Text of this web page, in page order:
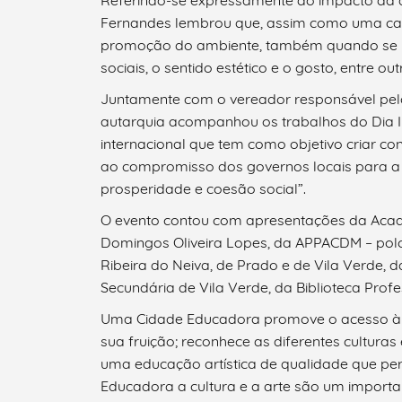
Categorias gerais
Filtros
Fernandes lembrou que, assim como uma
promoção do ambiente, também quando
sociais, o sentido estético e o gosto, entre
Juntamente com o vereador responsável
autarquia acompanhou os trabalhos do Dia
internacional que tem como objetivo criar
ao compromisso dos governos locais para
prosperidade e coesão social”.
O evento contou com apresentações da
Domingos Oliveira Lopes, da APPACDM –
Ribeira do Neiva, de Prado e de Vila Verde,
Secundária de Vila Verde, da Biblioteca
Uma Cidade Educadora promove o acesso
sua fruição; reconhece as diferentes
uma educação artística de qualidade que
Educadora a cultura e a arte são um